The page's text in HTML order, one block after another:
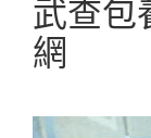
武查包
網